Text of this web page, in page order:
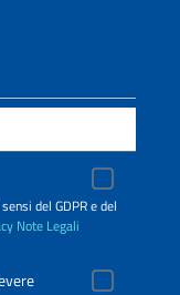
del GDPR e del
Note Legali